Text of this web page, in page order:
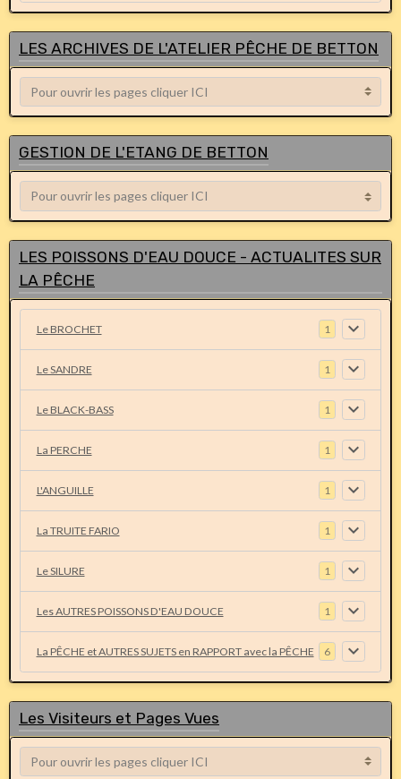
LES ARCHIVES DE L'ATELIER PÊCHE DE BETTON
GESTION DE L'ETANG DE BETTON
LES POISSONS D'EAU DOUCE - ACTUALITES SUR
LA PÊCHE
Le BROCHET 1
Le SANDRE 1
Le BLACK-BASS 1
La PERCHE 1
L'ANGUILLE 1
La TRUITE FARIO 1
Le SILURE 1
Les AUTRES POISSONS D'EAU DOUCE 1
La PÊCHE et AUTRES SUJETS en RAPPORT avec la PÊCHE 6
Les Visiteurs et Pages Vues